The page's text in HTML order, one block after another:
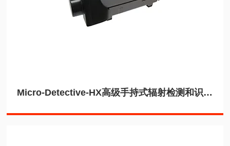
Micro-Detective-HX高级手持式辐射检测和识别RIID